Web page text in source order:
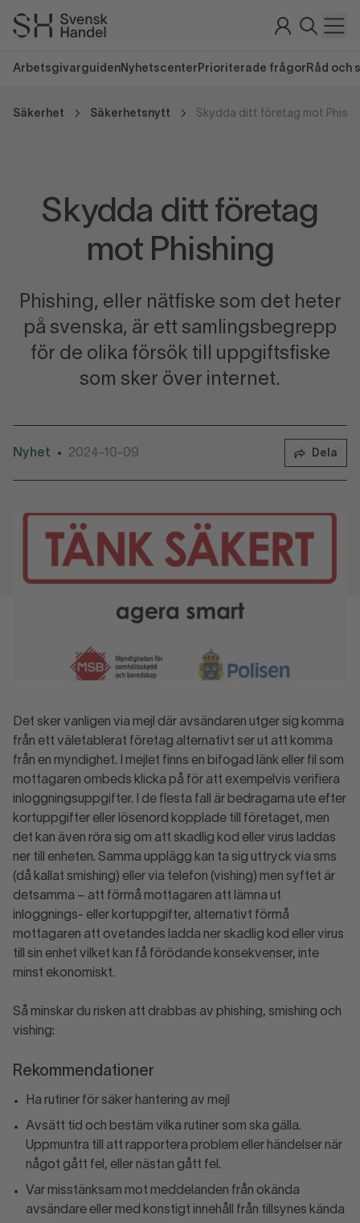
Arbetsgivarguiden Nyhetscenter Prioriterade frågor Råd och
Säkerhet Säkerhetsnytt Skydda ditt företag mot
Skydda ditt företag
mot Phishing
Phishing, eller nätfiske som det heter
på svenska, är ett samlingsbegrepp
för de olika försök till uppgiftsfiske
som sker över internet.
Nyhet • 2024-10-09 Dela
Det sker vanligen via mejl där avsändaren utger sig komma
från ett väletablerat företag alternativt ser ut att komma
från en myndighet. I mejlet finns en bifogad länk eller fil som
mottagaren ombeds klicka på för att exempelvis verifiera
inloggningsuppgifter. I de flesta fall är bedragarna ute efter
kortuppgifter eller lösenord kopplade till företaget, men
det kan även röra sig om att skadlig kod eller virus laddas
ner till enheten. Samma upplägg kan ta sig uttryck via sms
(då kallat smishing) eller via telefon (vishing) men syftet är
detsamma – att förmå mottagaren att lämna ut
inloggnings- eller kortuppgifter, alternativt förmå
mottagaren att ovetandes ladda ner skadlig kod eller virus
till sin enhet vilket kan få förödande konsekvenser, inte
minst ekonomiskt.
Så minskar du risken att drabbas av phishing, smishing och
vishing:
Rekommendationer
Ha rutiner för säker hantering av mejl
Avsätt tid och bestäm vilka rutiner som ska gälla.
Uppmuntra till att rapportera problem eller händelser när
något gått fel, eller nästan gått fel.
Var misstänksam mot meddelanden från okända
avsändare eller med konstigt innehåll från tillsynes kända